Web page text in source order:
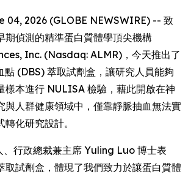
04, 2026 (GLOBE NEWSWIRE) -- 致
期偵測的精準蛋白質體學頂尖機構
Inc. (Nasdaq: ALMR)，今天推出了
(DBS) 萃取試劑盒，讓研究人員能夠
樣本進行 NULISA 檢驗，藉此開啟在神
與人群健康領域中，僅靠靜脈抽血無法實
化研究設計。
行政總裁兼主席 Yuling Luo 博士表
取試劑盒，體現了我們致力於讓蛋白質體